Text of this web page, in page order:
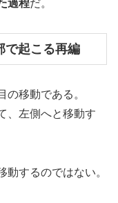
過程だ。
起こる再編
移動である。
、左側へと移動す
動するのではない。